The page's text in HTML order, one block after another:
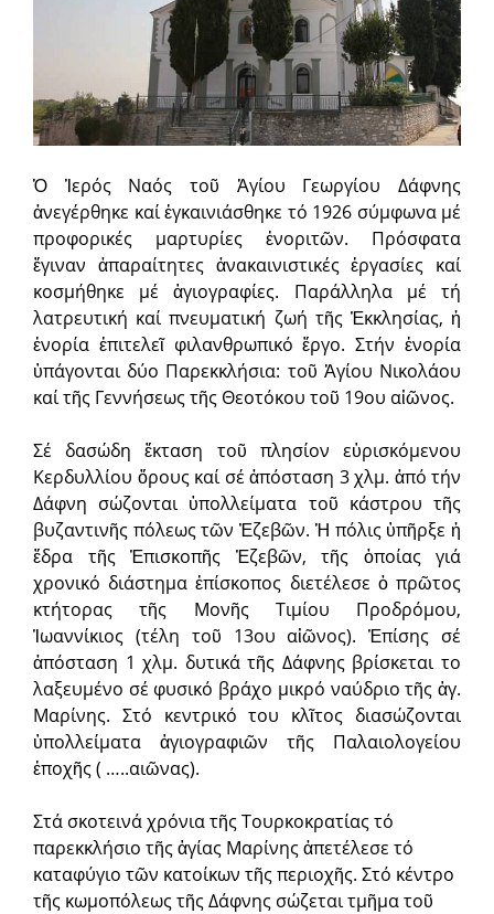
Ὁ Ἱερός Ναός τοῦ Ἁγίου Γεωργίου Δάφνης
ἀνεγέρθηκε καί ἐγκαινιάσθηκε τό 1926 σύμφωνα μέ
προφορικές μαρτυρίες ἐνοριτῶν. Πρόσφατα
ἔγιναν ἀπαραίτητες ἀνακαινιστικές ἐργασίες καί
κοσμήθηκε μέ ἁγιογραφίες. Παράλληλα μέ τή
λατρευτική καί πνευματική ζωή τῆς Ἐκκλησίας, ἡ
ἐνορία ἐπιτελεῖ φιλανθρωπικό ἔργο. Στήν ἐνορία
ὑπάγονται δύο Παρεκκλήσια: τοῦ Ἁγίου Νικολάου
καί τῆς Γεννήσεως τῆς Θεοτόκου τοῦ 19ου αἰῶνος.
Σέ δασώδη ἔκταση τοῦ πλησίον εὑρισκόμενου
Κερδυλλίου ὄρους καί σέ ἀπόσταση 3 χλμ. ἀπό τήν
Δάφνη σώζονται ὑπολλείματα τοῦ κάστρου τῆς
βυζαντινῆς πόλεως τῶν Ἐζεβῶν. Ἡ πόλις ὑπῆρξε ἡ
ἕδρα τῆς Ἐπισκοπῆς Ἐζεβῶν, τῆς ὁποίας γιά
χρονικό διάστημα ἐπίσκοπος διετέλεσε ὁ πρῶτος
κτήτορας τῆς Μονῆς Τιμίου Προδρόμου,
Ἰωαννίκιος (τέλη τοῦ 13ου αἰῶνος). Ἐπίσης σέ
ἀπόσταση 1 χλμ. δυτικά τῆς Δάφνης βρίσκεται το
λαξευμένο σέ φυσικό βράχο μικρό ναύδριο τῆς ἁγ.
Μαρίνης. Στό κεντρικό του κλῖτος διασώζονται
ὑπολλείματα ἁγιογραφιῶν τῆς Παλαιολογείου
ἐποχῆς ( …..αιῶνας).
Στά σκοτεινά χρόνια τῆς Τουρκοκρατίας τό
παρεκκλήσιο τῆς ἁγίας Μαρίνης ἀπετέλεσε τό
καταφύγιο τῶν κατοίκων τῆς περιοχῆς. Στό κέντρο
τῆς κωμοπόλεως τῆς Δάφνης σώζεται τμῆμα τοῦ